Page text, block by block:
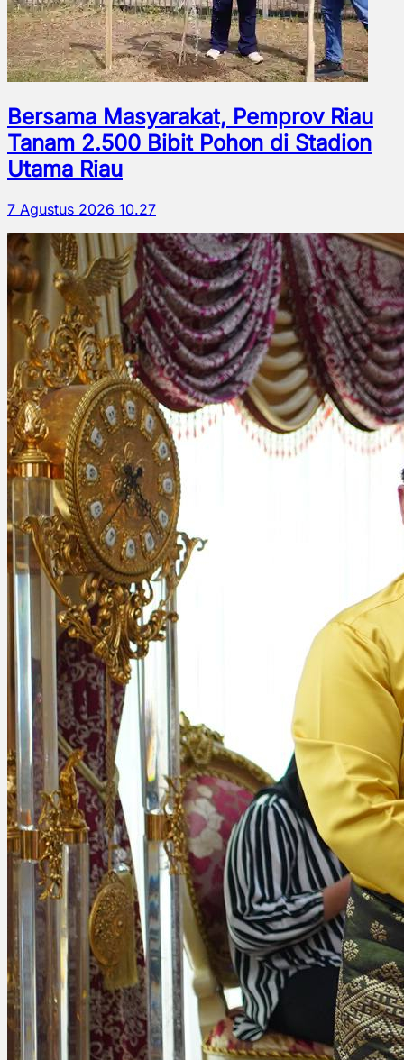
Bersama Masyarakat, Pemprov Riau
Tanam 2.500 Bibit Pohon di Stadion
Utama Riau
7 Agustus 2026 10.27